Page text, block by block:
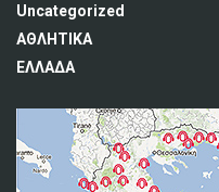
Uncategorized
ΑΘΛΗΤΙΚΑ
ΕΛΛΑΔΑ